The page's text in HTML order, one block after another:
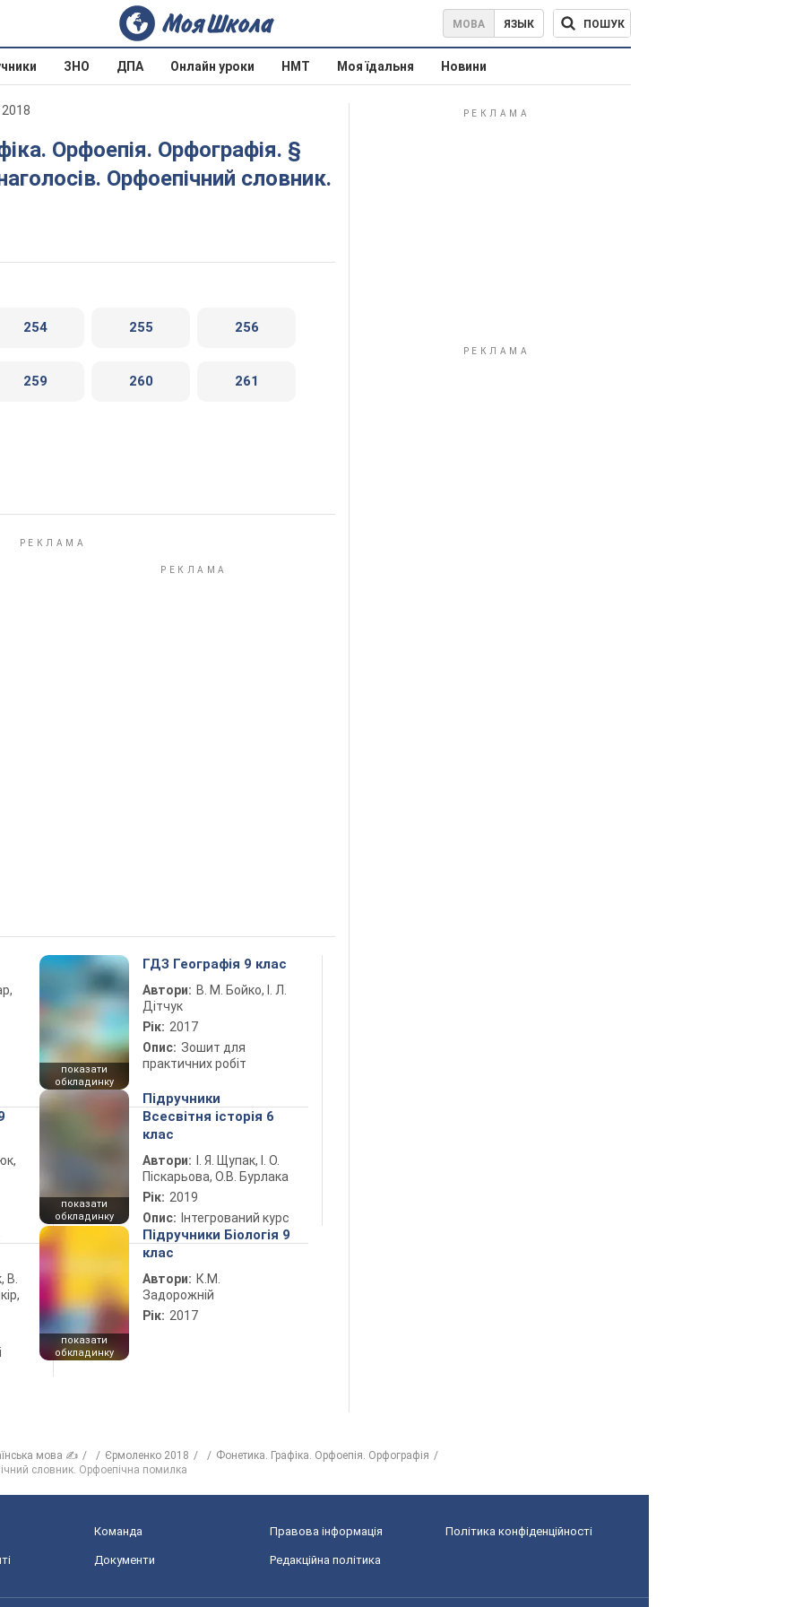
МОВА ЯЗЫК ПОШУК
ЗНО ДПА Онлайн уроки НМТ Моя їдальня Новини
Орфоепічний словник.
254 255 256
259 260 261
показати
обкладинку
ГДЗ Географія 9 клас
Автори: В. М. Бойко, І. Л.
Дітчук
Рік: 2017
Опис: Зошит для
практичних робіт
показати
обкладинку
Підручники
Всесвітня історія 6
клас
Автори:
І. Я. Щупак, І. О.
Піскарьова, О.В. Бурлака
Рік: 2019
Опис: Інтегрований курс
В.
показати
обкладинку
Підручники Біологія 9
клас
Автори: К.М.
Задорожній
Рік: 2017
мова ✍ Єрмоленко 2018
Фонетика. Графіка. Орфоепія. Орфографія
словник. Орфоепічна помилка
Команда Правова інформація Політика конфіденційності
Документи Редакційна політика